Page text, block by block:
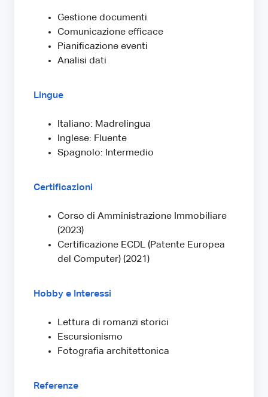
Gestione documenti
Comunicazione efficace
Pianificazione eventi
Analisi dati
Lingue
Italiano: Madrelingua
Inglese: Fluente
Spagnolo: Intermedio
Certificazioni
Corso di Amministrazione Immobiliare
(2023)
Certificazione ECDL (Patente Europea
del Computer) (2021)
Hobby e Interessi
Lettura di romanzi storici
Escursionismo
Fotografia architettonica
Referenze